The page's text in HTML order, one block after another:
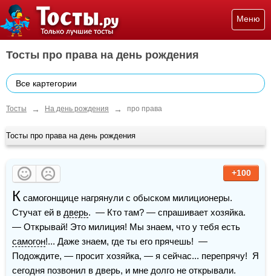
Меню
Тосты про права на день рождения
Все картегории
Тосты → На день рождения → про права
Тосты про права на день рождения
+100
К самогонщице нагрянули с обыском милиционеры.
Стучат ей в дверь.  — Кто там? — спрашивает хозяйка.
самогон!... Даже знаем, где ты его прячешь!  —
Подождите, — просит хозяйка, — я сейчас... перепрячу!  Я
сегодня позвонил в дверь, и мне долго не открывали.